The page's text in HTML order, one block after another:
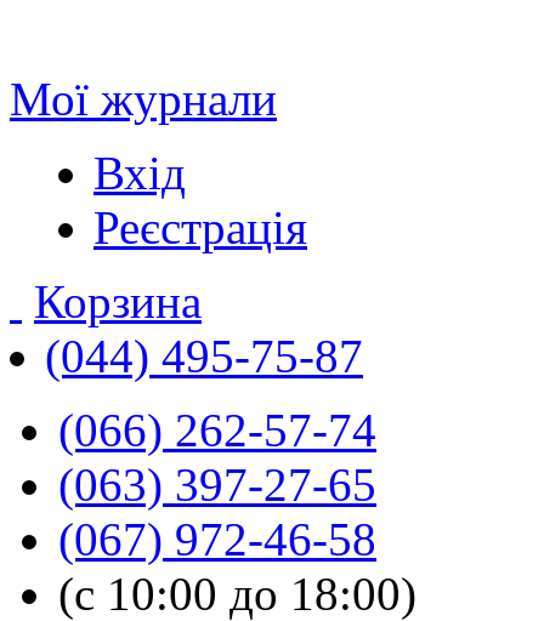
Мої журнали
Вхід
Реєстрація
Корзина
(044) 495-75-87
(066) 262-57-74
(063) 397-27-65
(067) 972-46-58
(с 10:00 до 18:00)